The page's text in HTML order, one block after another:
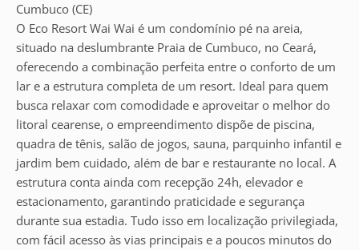
Cumbuco (CE)
O Eco Resort Wai Wai é um condomínio pé na areia,
situado na deslumbrante Praia de Cumbuco, no Ceará,
oferecendo a combinação perfeita entre o conforto de um
lar e a estrutura completa de um resort. Ideal para quem
busca relaxar com comodidade e aproveitar o melhor do
litoral cearense, o empreendimento dispõe de piscina,
quadra de tênis, salão de jogos, sauna, parquinho infantil e
jardim bem cuidado, além de bar e restaurante no local. A
estrutura conta ainda com recepção 24h, elevador e
estacionamento, garantindo praticidade e segurança
durante sua estadia. Tudo isso em localização privilegiada,
com fácil acesso às vias principais e a poucos minutos do